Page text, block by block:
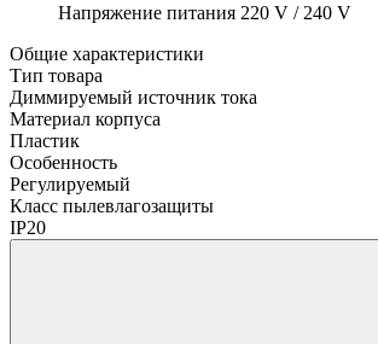
Напряжение питания 220 V / 240 V
Общие характеристики
Тип товара
Диммируемый источник тока
Материал корпуса
Пластик
Особенность
Регулируемый
Класс пылевлагозащиты
IP20